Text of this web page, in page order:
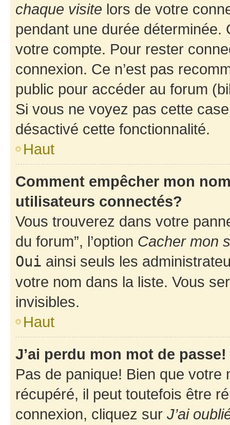
chaque visite lors de votre
pendant une durée déterminée.
votre compte. Pour rester
connexion. Ce n’est pas
public pour accéder au forum
Si vous ne voyez pas cette
désactivé cette fonctionnalité.
Haut
Comment empêcher mon
utilisateurs connectés?
Vous trouverez dans votre
du forum”, l’option Cacher mon
Oui ainsi seuls les
votre nom dans la liste. Vous
invisibles.
Haut
J’ai perdu mon mot de passe!
Pas de panique! Bien que
récupéré, il peut toutefois être
connexion, cliquez sur J’ai